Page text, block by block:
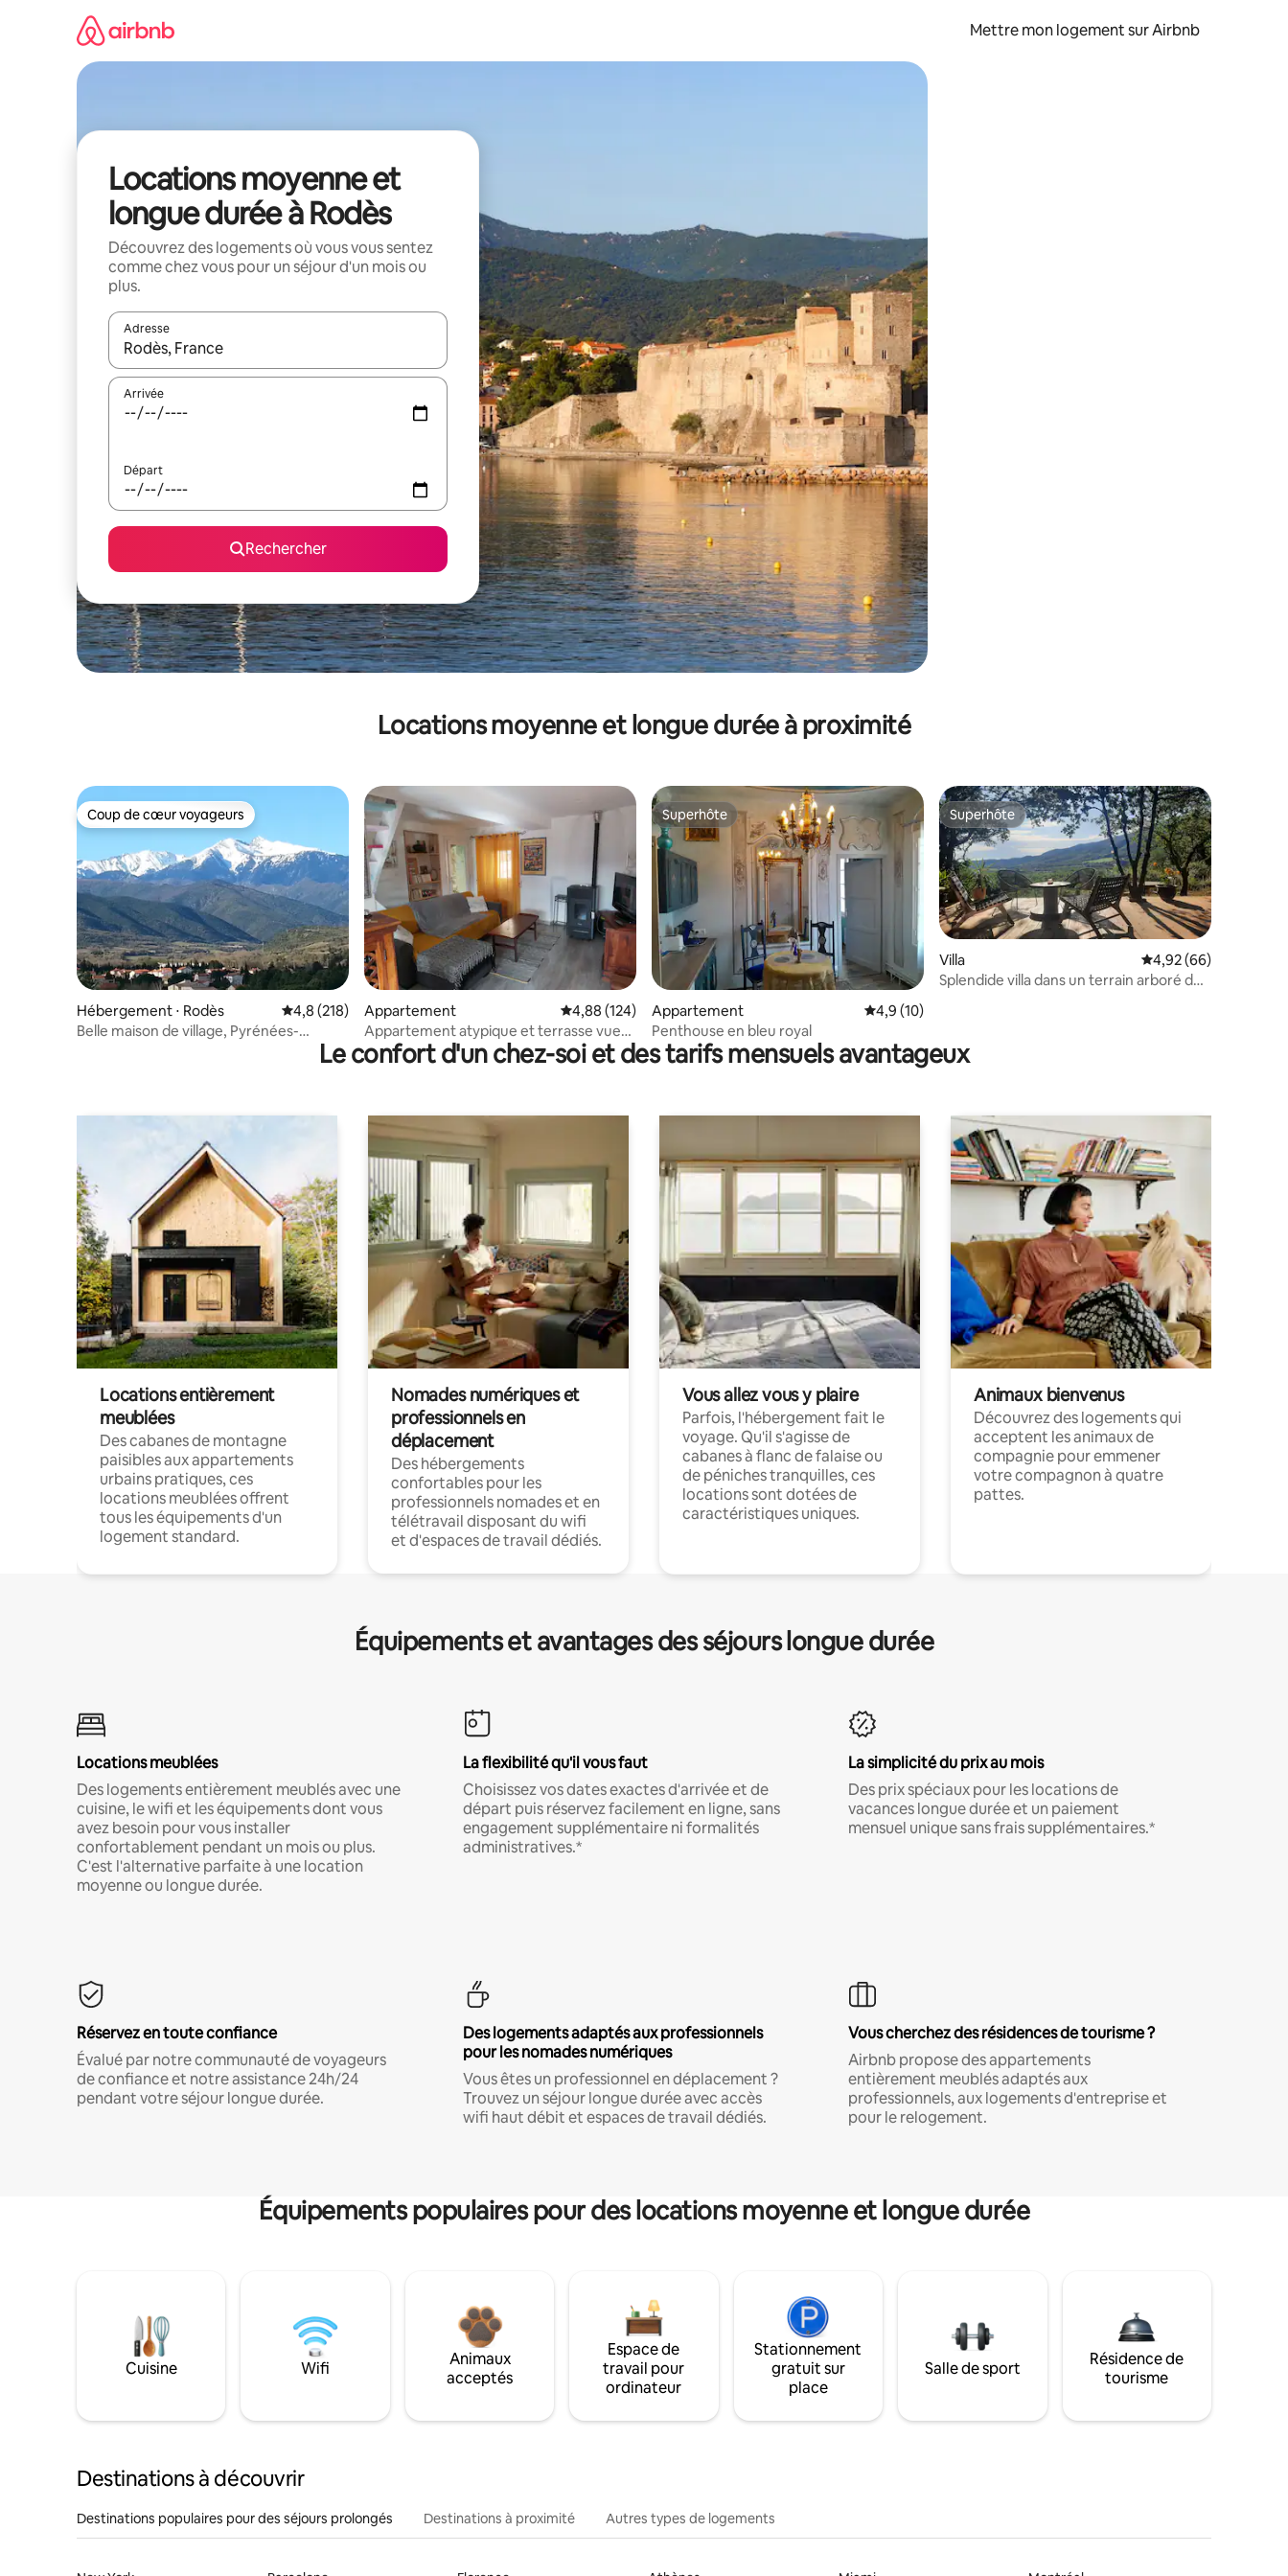
Mettre mon logement sur Airbnb
Locations moyenne et
longue durée à Rodès
Découvrez des logements où vous vous sentez
comme chez vous pour un séjour d'un mois ou
plus.
Adresse
Lorsque les résultats s'affichent, utilisez les flèches vers le haut et vers le bas pour les parcourir ou en appuyant et en faisant glisser.
Arrivée
Départ
Rechercher
Locations moyenne et longue durée à proximité
Coup de cœur voyageurs
Coup de cœur voyageurs
Hébergement ⋅ Rodès Évaluation moyenne sur la base de 218 commentaires : 4,8 sur 5
4,8 (218)
Belle maison de village, Pyrénées-
Appartement Évaluation moyenne sur la base de 124 commentaires : 4,88 sur 5
4,88 (124)
Appartement atypique et terrasse vue
panoramique.
Superhôte
Superhôte
Appartement Évaluation moyenne sur la base de 10 commentaires : 4,9 sur 5
4,9 (10)
Penthouse en bleu royal
Superhôte
Superhôte
Villa Évaluation moyenne
4,92 (66)
Splendide villa dans un terrain arboré de
Le confort d'un chez-soi et des tarifs mensuels avantageux
Locations entièrement
meublées
Des cabanes de montagne
paisibles aux appartements
urbains pratiques, ces
locations meublées offrent
tous les équipements d'un
logement standard.
Nomades numériques et
professionnels en
déplacement
Des hébergements
confortables pour les
professionnels nomades et en
télétravail disposant du wifi
et d'espaces de travail dédiés.
Vous allez vous y plaire
Parfois, l'hébergement fait le
voyage. Qu'il s'agisse de
cabanes à flanc de falaise ou
de péniches tranquilles, ces
locations sont dotées de
caractéristiques uniques.
Animaux bienvenus
Découvrez des logements qui
acceptent les animaux de
compagnie pour emmener
votre compagnon à quatre
pattes.
Équipements et avantages des séjours longue durée
Locations meublées
Des logements entièrement meublés avec une
cuisine, le wifi et les équipements dont vous
avez besoin pour vous installer
confortablement pendant un mois ou plus.
C'est l'alternative parfaite à une location
moyenne ou longue durée.
La flexibilité qu'il vous faut
Choisissez vos dates exactes d'arrivée et de
départ puis réservez facilement en ligne, sans
engagement supplémentaire ni formalités
administratives.*
La simplicité du prix au mois
Des prix spéciaux pour les locations de
vacances longue durée et un paiement
mensuel unique sans frais supplémentaires.*
Réservez en toute confiance
Évalué par notre communauté de voyageurs
de confiance et notre assistance 24h/24
pendant votre séjour longue durée.
Des logements adaptés aux professionnels
pour les nomades numériques
Vous êtes un professionnel en déplacement ?
Trouvez un séjour longue durée avec accès
wifi haut débit et espaces de travail dédiés.
Vous cherchez des résidences de tourisme ?
Airbnb propose des appartements
entièrement meublés adaptés aux
professionnels, aux logements d'entreprise et
pour le relogement.
Équipements populaires pour des locations moyenne et longue durée
Cuisine Wifi
Animaux
acceptés
Espace de
travail pour
ordinateur
Stationnement
gratuit sur
place
Salle de sport
Résidence de
tourisme
Destinations à découvrir
Destinations populaires pour des séjours prolongés Destinations à proximité Autres types de logements